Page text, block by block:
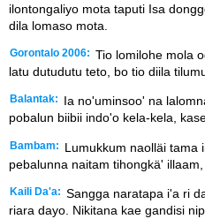
ilontongaliyo mota taputi Isa
dila lomaso mota.
Gorontalo 2006: Tio lomilohe mola
latu dutudutu teto, bo tio diila
Balantak:
Ia no'uminsoo' na
pobalun biibii indo'o kela-kela,
Bambam:
Lumukkum naolläi tama
pebalunna naitam tihongkä'
Kaili Da'a: Sangga naratapa i'a ri
riara dayo. Nikitana kae gandisi